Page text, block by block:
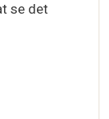
se det